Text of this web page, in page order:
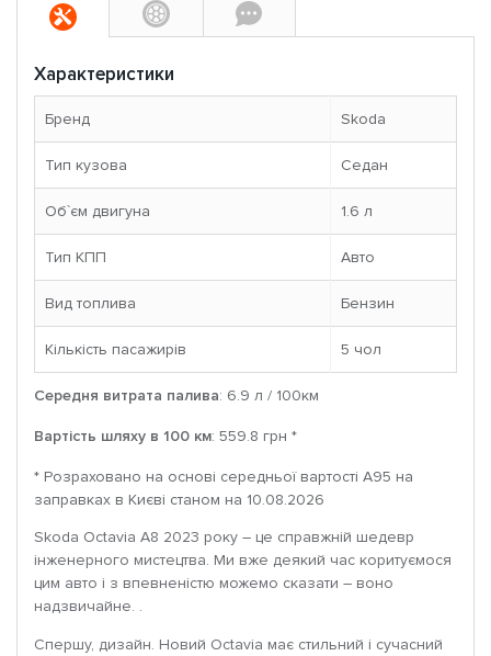
Характеристики
Бренд Skoda
Тип кузова Седан
Об`єм двигуна 1.6 л
Тип КПП Авто
Вид топлива Бензин
Кількість пасажирів 5 чoл
Середня витрата палива: 6.9 л / 100км
Вартість шляху в 100 км: 559.8 грн *
* Розраховано на основі середньої вартості A95 на
заправках в Києві станом на 10.08.2026
Skoda Octavia A8 2023 року – це справжній шедевр
інженерного мистецтва. Ми вже деякий час коритуємося
цим авто і з впевненістю можемо сказати – воно
надзвичайне. .
Спершу, дизайн. Новий Octavia має стильний і сучасний